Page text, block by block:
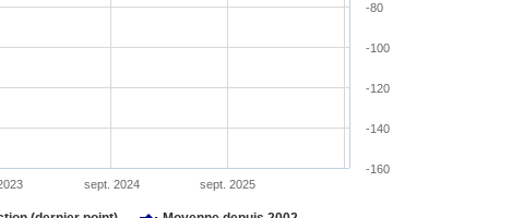
sept. 2024 sept. 2025
-160
-140
-120
-100
-80